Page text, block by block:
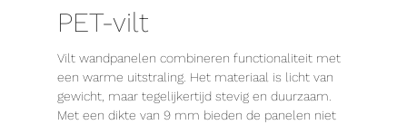
PET-vilt
Vilt wandpanelen combineren functionaliteit met
een warme uitstraling. Het materiaal is licht van
gewicht, maar tegelijkertijd stevig en duurzaam.
Met een dikte van 9 mm bieden de panelen niet